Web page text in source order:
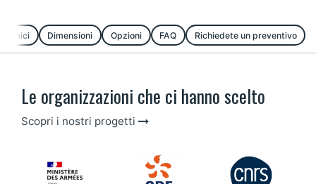
tecnici Dimensioni Opzioni FAQ Richiedete un preventivo
Le organizzazioni che ci hanno scelto
Scopri i nostri progetti